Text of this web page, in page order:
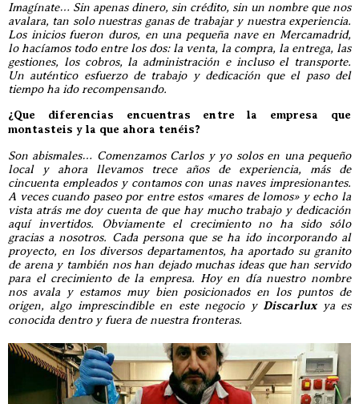
Imagínate… Sin apenas dinero, sin crédito, sin un nombre que nos
avalara, tan solo nuestras ganas de trabajar y nuestra experiencia.
Los inicios fueron duros, en una pequeña nave en Mercamadrid,
lo hacíamos todo entre los dos: la venta, la compra, la entrega, las
gestiones, los cobros, la administración e incluso el transporte.
Un auténtico esfuerzo de trabajo y dedicación que el paso del
tiempo ha ido recompensando.
¿Que diferencias encuentras entre la empresa que
montasteis y la que ahora tenéis?
Son abismales… Comenzamos Carlos y yo solos en una pequeño
local y ahora llevamos trece años de experiencia, más de
cincuenta empleados y contamos con unas naves impresionantes.
A veces cuando paseo por entre estos «mares de lomos» y echo la
vista atrás me doy cuenta de que hay mucho trabajo y dedicación
aquí invertidos. Obviamente el crecimiento no ha sido sólo
gracias a nosotros. Cada persona que se ha ido incorporando al
proyecto, en los diversos departamentos, ha aportado su granito
de arena y también nos han dejado muchas ideas que han servido
para el crecimiento de la empresa. Hoy en día nuestro nombre
nos avala y estamos muy bien posicionados en los puntos de
origen, algo imprescindible en este negocio y Discarluxya es
conocida dentro y fuera de nuestra fronteras.